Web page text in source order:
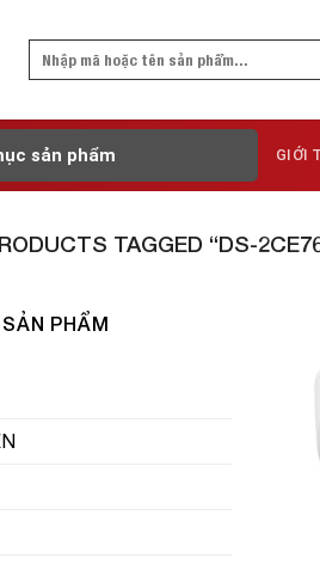
Search
sản phẩm GIỚI
TAGGED “DS-
PHẨM